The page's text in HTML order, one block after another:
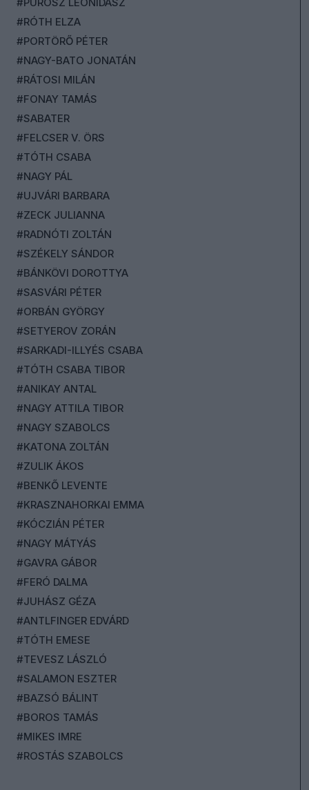
#RÓTH ELZA
#PORTÖRŐ PÉTER
#NAGY-BATO JONATÁN
#RÁTOSI MILÁN
#FONAY TAMÁS
#SABATER
#FELCSER V. ÖRS
#TÓTH CSABA
#NAGY PÁL
#UJVÁRI BARBARA
#ZECK JULIANNA
#RADNÓTI ZOLTÁN
#SZÉKELY SÁNDOR
#BÁNKÖVI DOROTTYA
#SASVÁRI PÉTER
#ORBÁN GYÖRGY
#SETYEROV ZORÁN
#SARKADI-ILLYÉS CSABA
#TÓTH CSABA TIBOR
#ANIKAY ANTAL
#NAGY ATTILA TIBOR
#NAGY SZABOLCS
#KATONA ZOLTÁN
#ZULIK ÁKOS
#BENKŐ LEVENTE
#KRASZNAHORKAI EMMA
#KÓCZIÁN PÉTER
#NAGY MÁTYÁS
#GAVRA GÁBOR
#FERÓ DALMA
#JUHÁSZ GÉZA
#ANTLFINGER EDVÁRD
#TÓTH EMESE
#TEVESZ LÁSZLÓ
#SALAMON ESZTER
#BAZSÓ BÁLINT
#BOROS TAMÁS
#MIKES IMRE
#ROSTÁS SZABOLCS